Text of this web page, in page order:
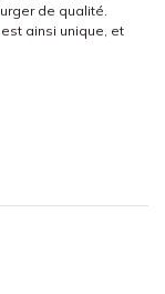
de qualité.
ainsi unique, et